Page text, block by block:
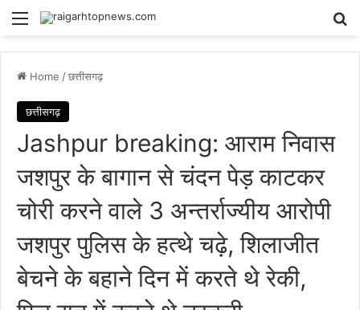
Menu
Home /छत्तीसगढ़
छत्तीसगढ़
Jashpur breaking: आराम निवास
जशपुर के बागान से चंदन पेड़ काटकर
चोरी करने वाले 3 अन्तर्राज्यीय आरोपी
जशपुर पुलिस के हत्थे चढ़े, शिलाजीत
बेचने के बहाने दिन में करते थे रेकी,